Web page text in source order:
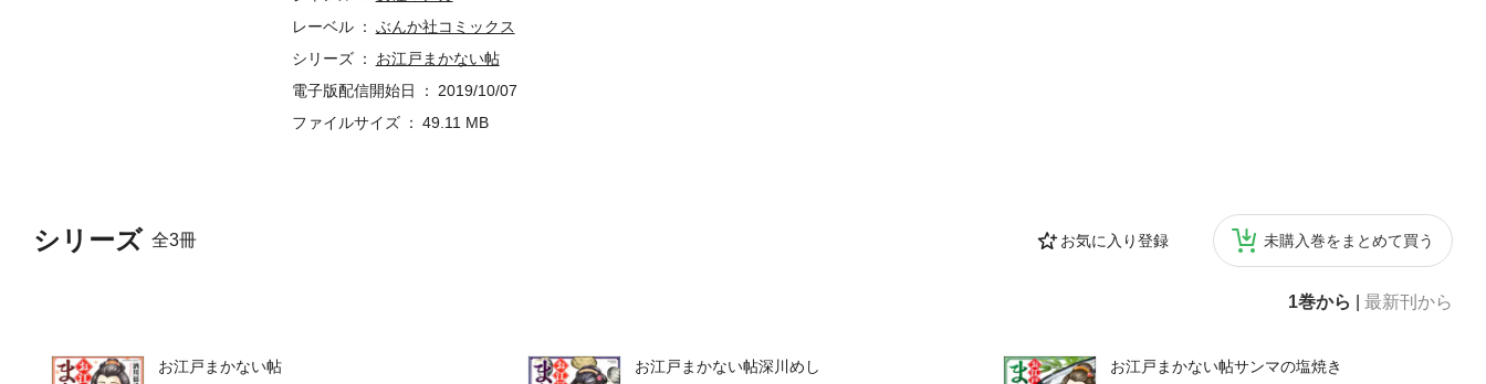
シリーズ 全3冊 お気に入り登録 未購入巻をまとめて買う
1巻から 最新刊から
お江戸まかない帖
お江戸まかない帖深川めし
お江戸まかない帖サンマの塩焼き
レーベル
ぶんか社コミックス
シリーズ
お江戸まかない帖
電子版配信開始日
2019/10/07
ファイルサイズ
49.11 MB